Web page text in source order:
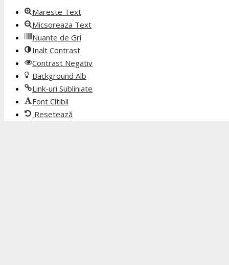
Mareste Text
Micsoreaza Text
Nuante de Gri
Inalt Contrast
Contrast Negativ
Background Alb
Link-uri Subliniate
Font Citibil
Resetează